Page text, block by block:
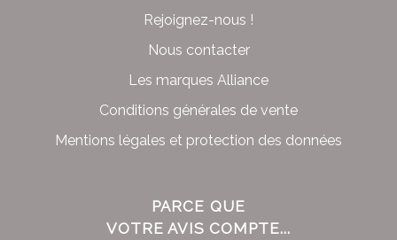
Rejoignez-nous !
Nous contacter
Les marques Alliance
Conditions générales de vente
Mentions légales et protection des données
PARCE QUE
VOTRE AVIS COMPTE...